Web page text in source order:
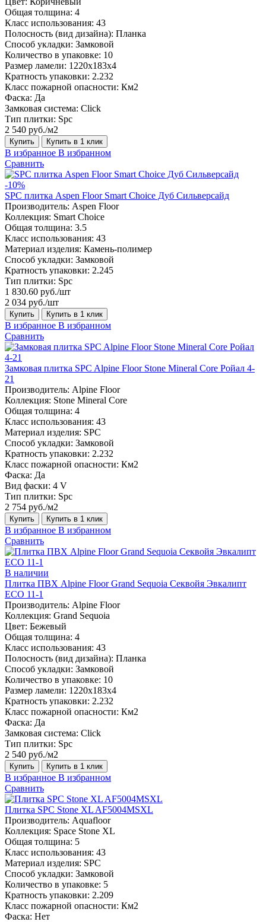
Общая толщина: 4
Класс использования: 43
Полосность (вид дизайна): Планка
Способ укладки: Замковой
Количество в упаковке: 10
Размер ламели: 1220х183х4
Кратность упаковки: 2.232
Класс пожарной опасности: Км2
Фаска: Да
Замковая система: Click
Тип плитки: Spc
2 540 руб./м2
Купить Купить в 1 клик
В избранное В избранном
Сравнить
-10%
SPC плитка Aspen Floor Smart Choice Дуб Сильверсайд
Производитель: Aspen Floor
Коллекция: Smart Choice
Общая толщина: 3.5
Класс использования: 43
Материал изделия: Камень-полимер
Способ укладки: Замковой
Кратность упаковки: 2.245
Тип плитки: Spc
1 830.60 руб./шт
2 034 руб./шт
Купить Купить в 1 клик
В избранное В избранном
Сравнить
Замковая плитка SPC Alpine Floor Stone Mineral Core Ройал 4-
21
Производитель: Alpine Floor
Коллекция: Stone Mineral Core
Общая толщина: 4
Класс использования: 43
Материал изделия: SPC
Способ укладки: Замковой
Кратность упаковки: 2.232
Класс пожарной опасности: Км2
Фаска: Да
Вид фаски: 4 V
Тип плитки: Spc
2 754 руб./м2
Купить Купить в 1 клик
В избранное В избранном
Сравнить
В наличии
Плитка ПВХ Alpine Floor Grand Sequoia Секвойя Эвкалипт
ECO 11-1
Производитель: Alpine Floor
Коллекция: Grand Sequoia
Цвет: Бежевый
Общая толщина: 4
Класс использования: 43
Полосность (вид дизайна): Планка
Способ укладки: Замковой
Количество в упаковке: 10
Размер ламели: 1220х183х4
Кратность упаковки: 2.232
Класс пожарной опасности: Км2
Фаска: Да
Замковая система: Click
Тип плитки: Spc
2 540 руб./м2
Купить Купить в 1 клик
В избранное В избранном
Сравнить
Плитка SPC Stone XL AF5004MSXL
Производитель: Aquafloor
Коллекция: Space Stone XL
Общая толщина: 5
Класс использования: 43
Материал изделия: SPC
Способ укладки: Замковой
Количество в упаковке: 5
Кратность упаковки: 2.209
Класс пожарной опасности: Км2
Фаска: Нет